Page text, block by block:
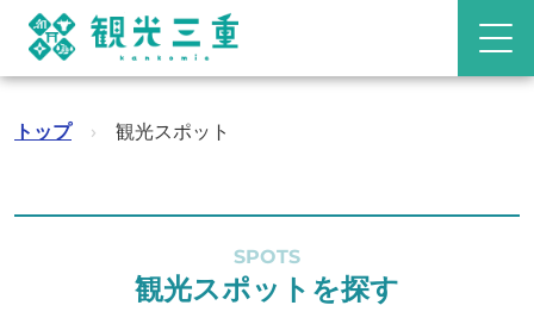
トップ › 観光スポット
SPOTS
観光スポットを探す